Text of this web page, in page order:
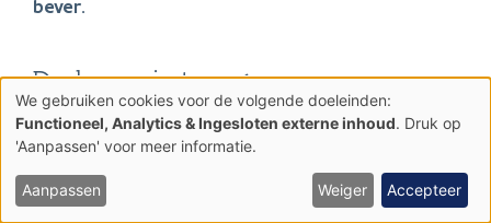
bever.
De bever is terug: voor- en
nadelen
Voordelen: betere waterhuishouding, betere
waterkwaliteit, meer biodiversiteit
Gebruik
van
persoonsgegevens
cookies
We gebruiken cookies voor de volgende doeleinden:
Functioneel, Analytics & Ingesloten externe inhoud. Druk op
'Aanpassen' voor meer informatie.
Aanpassen Weiger Accepteer